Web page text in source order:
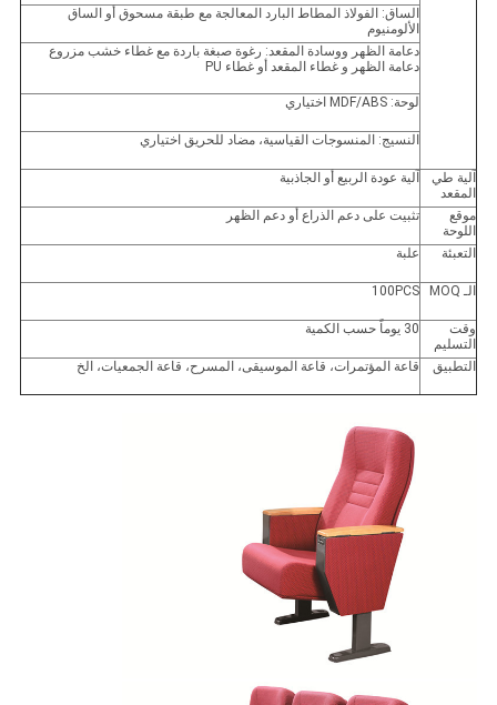
الساق: الفولاذ المطاط البارد المعالجة مع طبقة مسحوق أو الساق
الألومنيوم
دعامة الظهر ووسادة المقعد: رغوة صبغة باردة مع غطاء خشب مزروع
دعامة الظهر و غطاء المقعد أو غطاء PU
لوحة: MDF/ABS اختياري
النسيج: المنسوجات القياسية، مضاد للحريق اختياري
آلية طي
المقعد
آلية عودة الربيع أو الجاذبية
موقع
اللوحة
تثبيت على دعم الذراع أو دعم الظهر
التعبئة علبة
الـ MOQ 100PCS
وقت
التسليم
30 يوماً حسب الكمية
التطبيق قاعة المؤتمرات، قاعة الموسيقى، المسرح، قاعة الجمعيات، الخ